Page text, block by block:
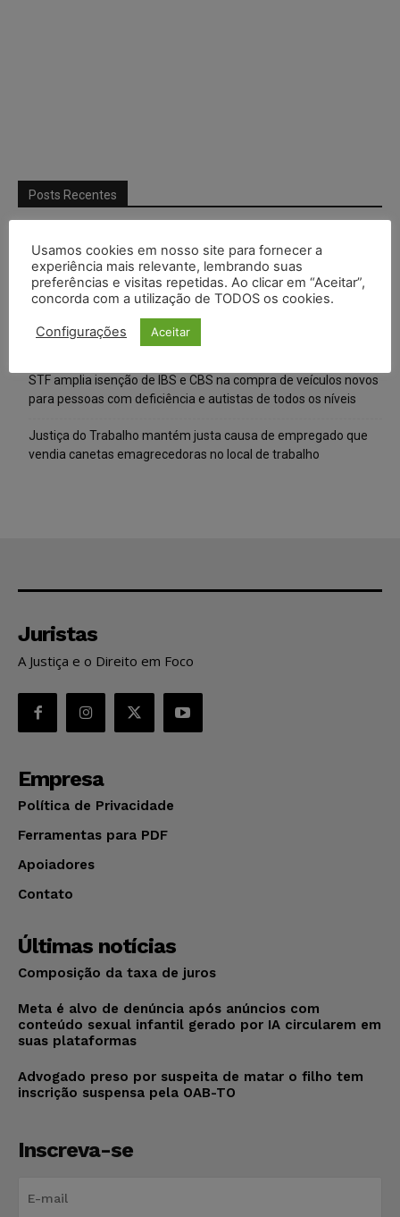
Posts Recentes
Meta é alvo de denúncia após anúncios com conteúdo sexual
infantil gerado por IA circularem em suas plataformas
Advogado preso por suspeita de matar o filho tem inscrição
suspensa pela OAB-TO
STF amplia isenção de IBS e CBS na compra de veículos novos
para pessoas com deficiência e autistas de todos os níveis
Justiça do Trabalho mantém justa causa de empregado que
vendia canetas emagrecedoras no local de trabalho
Juristas
A Justiça e o Direito em Foco
Empresa
Política de Privacidade
Ferramentas para PDF
Apoiadores
Contato
Últimas notícias
Composição da taxa de juros
Meta é alvo de denúncia após anúncios com
conteúdo sexual infantil gerado por IA circularem em
suas plataformas
Advogado preso por suspeita de matar o filho tem
inscrição suspensa pela OAB-TO
Inscreva-se
Usamos cookies em nosso site para fornecer a
experiência mais relevante, lembrando suas
preferências e visitas repetidas. Ao clicar em “Aceitar”,
concorda com a utilização de TODOS os cookies.
Configurações Aceitar